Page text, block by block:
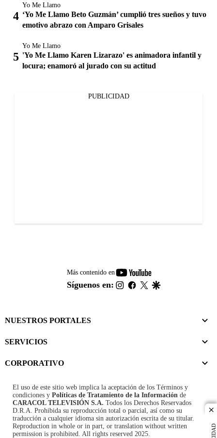
Yo Me Llamo
‘Yo Me Llamo Beto Guzmán’ cumplió tres sueños y tuvo
emotivo abrazo con Amparo Grisales
Yo Me Llamo
'Yo Me Llamo Karen Lizarazo' es animadora infantil y
locura; enamoró al jurado con su actitud
PUBLICIDAD
Más contenido en
youtube-
footer
Síguenos en: instagram
facebook
twitter
NUESTROS PORTALES
SERVICIOS
CORPORATIVO
El uso de este sitio web implica la aceptación de los Términos y
condiciones y Políticas de Tratamiento de la Información de
CARACOL TELEVISIÓN S.A. Todos los Derechos Reservados
D.R.A. Prohibida su reproducción total o parcial, así como su
traducción a cualquier idioma sin autorización escrita de su titular.
Reproduction in whole or in part, or translation without written
permission is prohibited. All rights reserved 2025.